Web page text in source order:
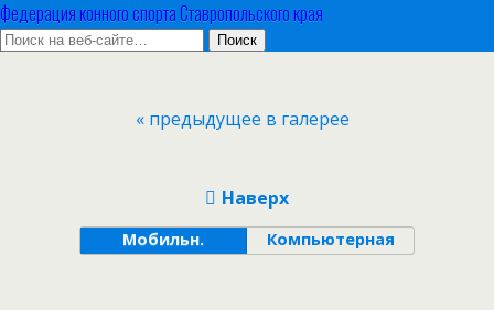
Федерация конного спорта Ставропольского края
« предыдущее в галерее
Наверх
Мобильн. Компьютерная